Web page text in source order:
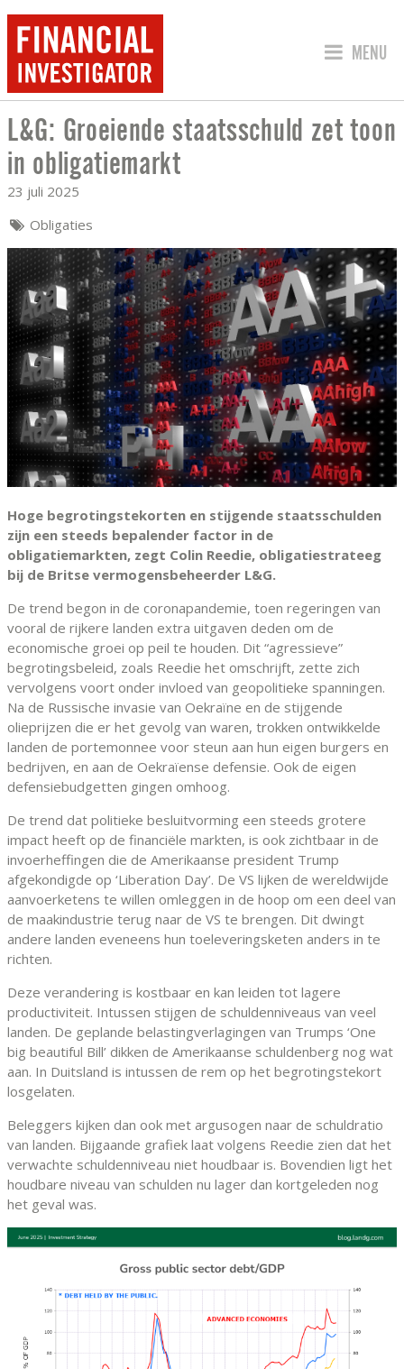
SPRING
MENU
L&G: GROEIENDE STAATSSCHULD
L&G: Groeiende staatsschuld zet toon
in obligatiemarkt
23 juli 2025
Obligaties
Hoge begrotingstekorten en stijgende staatsschulden
zijn een steeds bepalender factor in de
obligatiemarkten, zegt Colin Reedie, obligatiestrateeg
bij de Britse vermogensbeheerder L&G.
De trend begon in de coronapandemie, toen regeringen van
vooral de rijkere landen extra uitgaven deden om de
economische groei op peil te houden. Dit “agressieve”
begrotingsbeleid, zoals Reedie het omschrijft, zette zich
vervolgens voort onder invloed van geopolitieke spanningen.
Na de Russische invasie van Oekraïne en de stijgende
olieprijzen die er het gevolg van waren, trokken ontwikkelde
landen de portemonnee voor steun aan hun eigen burgers en
bedrijven, en aan de Oekraïense defensie. Ook de eigen
defensiebudgetten gingen omhoog.
De trend dat politieke besluitvorming een steeds grotere
impact heeft op de financiële markten, is ook zichtbaar in de
invoerheffingen die de Amerikaanse president Trump
afgekondigde op ‘Liberation Day’. De VS lijken de wereldwijde
aanvoerketens te willen omleggen in de hoop om een deel van
de maakindustrie terug naar de VS te brengen. Dit dwingt
andere landen eveneens hun toeleveringsketen anders in te
richten.
Deze verandering is kostbaar en kan leiden tot lagere
productiviteit. Intussen stijgen de schuldenniveaus van veel
landen. De geplande belastingverlagingen van Trumps ‘One
big beautiful Bill’ dikken de Amerikaanse schuldenberg nog wat
aan. In Duitsland is intussen de rem op het begrotingstekort
losgelaten.
Beleggers kijken dan ook met argusogen naar de schuldratio
van landen. Bijgaande grafiek laat volgens Reedie zien dat het
verwachte schuldenniveau niet houdbaar is. Bovendien ligt het
houdbare niveau van schulden nu lager dan kortgeleden nog
het geval was.